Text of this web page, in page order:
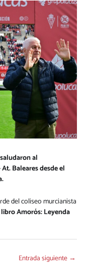
al
Baleares desde el
del coliseo murcianista
Amorós: Leyenda
Entrada siguiente →